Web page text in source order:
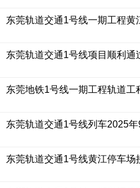
东莞轨道交通1号线一期工程
东莞轨道交通1号线项目顺利通
东莞地铁1号线一期工程轨道工
东莞轨道交通1号线列车2025
东莞轨道交通1号线黄江停车